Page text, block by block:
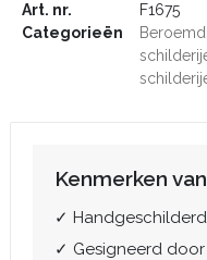
Art. nr.
F1675
Categorieën
Kenmerken
✓
✓ Gesigneerd